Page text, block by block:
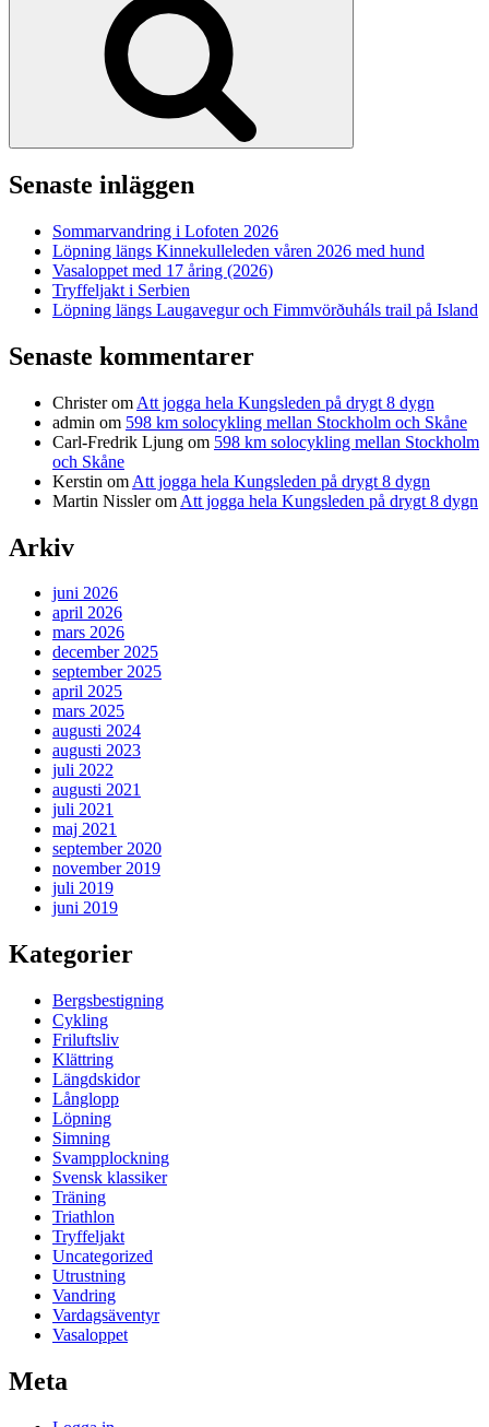
Senaste inläggen
Sommarvandring i Lofoten 2026
Löpning längs Kinnekulleleden våren 2026 med hund
Vasaloppet med 17 åring (2026)
Tryffeljakt i Serbien
Löpning längs Laugavegur och Fimmvörðuháls trail på Island
Senaste kommentarer
Christerom Att jogga hela Kungsleden på drygt 8 dygn
admin om 598 km solocykling mellan Stockholm och Skåne
Carl-Fredrik Ljung om 598 km solocykling mellan Stockholm
och Skåne
Kerstin om Att jogga hela Kungsleden på drygt 8 dygn
Martin Nisslerom Att jogga hela Kungsleden på drygt 8 dygn
Arkiv
juni 2026
april 2026
mars 2026
december 2025
september 2025
april 2025
mars 2025
augusti 2024
augusti 2023
juli 2022
augusti 2021
juli 2021
maj 2021
september 2020
november 2019
juli 2019
juni 2019
Kategorier
Bergsbestigning
Cykling
Friluftsliv
Klättring
Längdskidor
Långlopp
Löpning
Simning
Svampplockning
Svensk klassiker
Träning
Triathlon
Tryffeljakt
Uncategorized
Utrustning
Vandring
Vardagsäventyr
Vasaloppet
Meta